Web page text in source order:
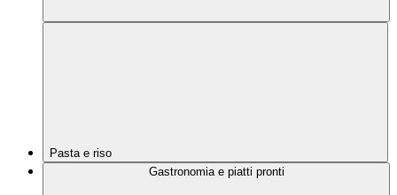
Pasta e riso
Gastronomia e piatti pronti